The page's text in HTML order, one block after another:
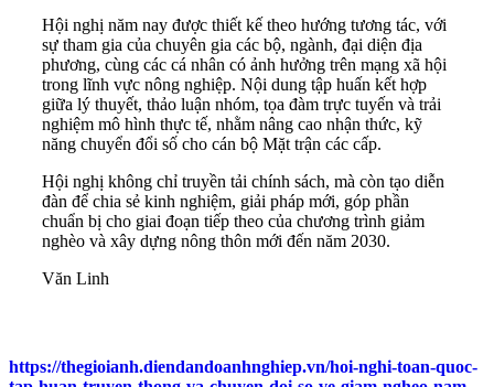
Hội nghị năm nay được thiết kế theo hướng tương tác, với
sự tham gia của chuyên gia các bộ, ngành, đại diện địa
phương, cùng các cá nhân có ảnh hưởng trên mạng xã hội
trong lĩnh vực nông nghiệp. Nội dung tập huấn kết hợp
giữa lý thuyết, thảo luận nhóm, tọa đàm trực tuyến và trải
nghiệm mô hình thực tế, nhằm nâng cao nhận thức, kỹ
năng chuyển đổi số cho cán bộ Mặt trận các cấp.
Hội nghị không chỉ truyền tải chính sách, mà còn tạo diễn
đàn để chia sẻ kinh nghiệm, giải pháp mới, góp phần
chuẩn bị cho giai đoạn tiếp theo của chương trình giảm
nghèo và xây dựng nông thôn mới đến năm 2030.
Văn Linh
https://thegioianh.diendandoanhnghiep.vn/hoi-nghi-toan-quoc-